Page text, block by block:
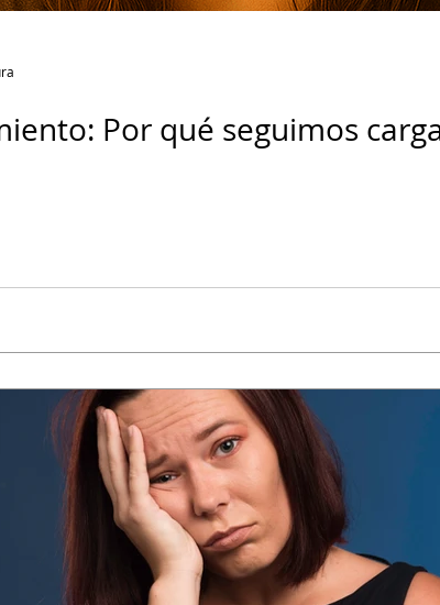
Por qué seguimos